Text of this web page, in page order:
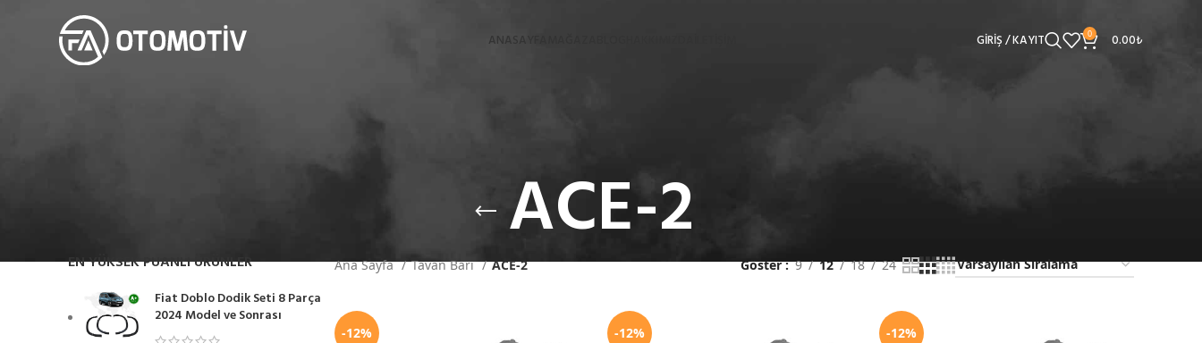
ANASAYFA GIRIŞ / KAYIT 0 0.00₺
ACE-2
EN YÜKSEK PUANLI ÜRÜNLER
Fiat Doblo Dodik Seti 8 Parça
2024 Model ve Sonrası
Ana Sayfa Tavan Barı ACE-2 Göster 9 12 18 24
-12% -12% -12%